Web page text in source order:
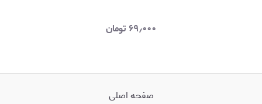
۶۹٫۰۰۰ تومان
صفحه اصلی